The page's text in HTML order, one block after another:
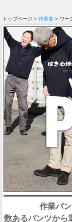
トップページ > 作業着 > ワー
作業パ
数あるパンツから